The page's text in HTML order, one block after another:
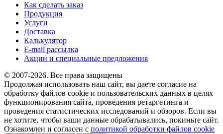
Как сделать заказ
Продукция
Услуги
Доставка
Калькулятор
E-mail рассылка
Акции и специальные предложения
© 2007-2026. Все права защищены
Продолжая использовать наш сайт, вы даете согласие на
обработку файлов cookie и пользовательских данных в целях
функционирования сайта, проведения ретаргетинга и
проведения статистических исследований и обзоров. Если вы
не хотите, чтобы ваши данные обрабатывались, покиньте сайт.
Ознакомлен и согласен с политикой обработки файлов cookie